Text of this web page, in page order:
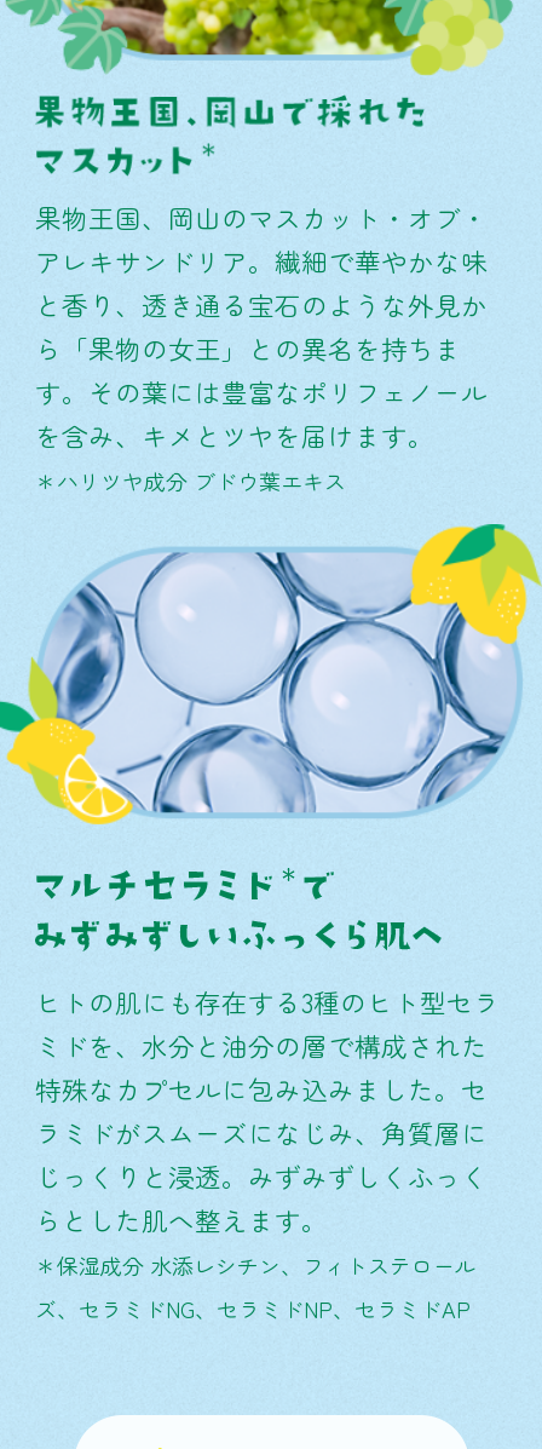
果物王国、岡山のマスカット・オブ・
アレキサンドリア。繊細で華やかな味
と香り、透き通る宝石のような外見か
ら「果物の女王」との異名を持ちま
す。その葉には豊富なポリフェノール
を含み、キメとツヤを届けます。
＊ハリツヤ成分 ブドウ葉エキス
ヒトの肌にも存在する3種のヒト型セラ
ミドを、水分と油分の層で構成された
特殊なカプセルに包み込みました。セ
ラミドがスムーズになじみ、角質層に
じっくりと浸透。みずみずしくふっく
らとした肌へ整えます。
＊保湿成分 水添レシチン、フィトステロール
ズ、セラミドNG、セラミドNP、セラミドAP